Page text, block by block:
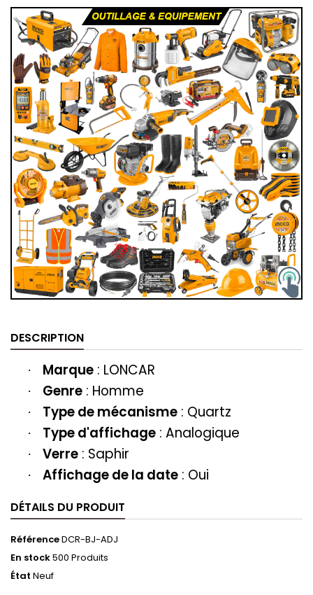
DESCRIPTION
· Marque : LONCAR
· Genre : Homme
· Type de mécanisme : Quartz
· Type d'affichage : Analogique
· Verre : Saphir
· Affichage de la date : Oui
DÉTAILS DU PRODUIT
RéférenceDCR-BJ-ADJ
En stock500 Produits
État Neuf